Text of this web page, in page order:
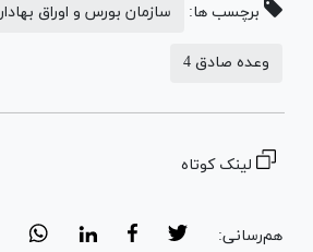
برچسب ها: سازمان بورس و اوراق بهادار
وعده صادق 4
لینک کوتاه
هم‌رسانی: